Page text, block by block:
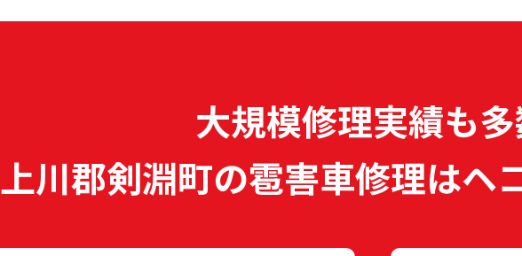
大規模修理実績も
上川郡剣淵町の雹害車修理はヘ